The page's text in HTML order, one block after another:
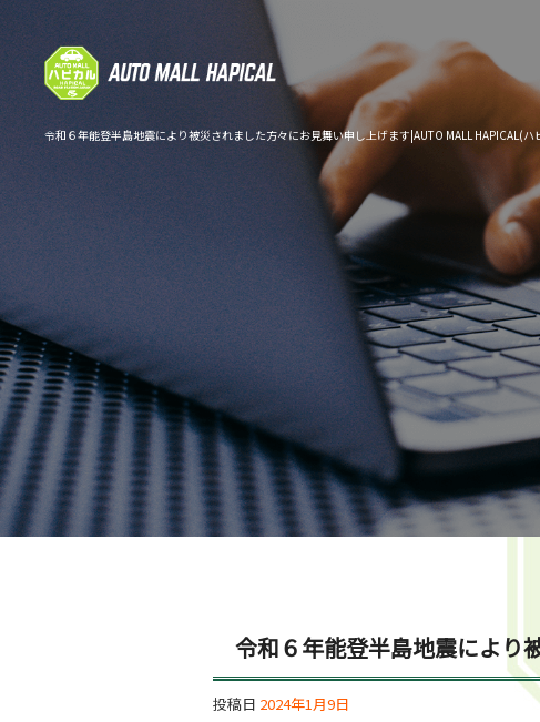
令和６年能登半島地震により被災されました方々にお見舞い申し上げます|AUTO MALL HAPICAL(ハ
令和６年能登半島地震により
投稿日 2024年1月9日